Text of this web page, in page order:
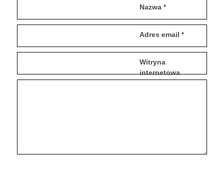
Nazwa *
Adres email *
Witryna
internetowa